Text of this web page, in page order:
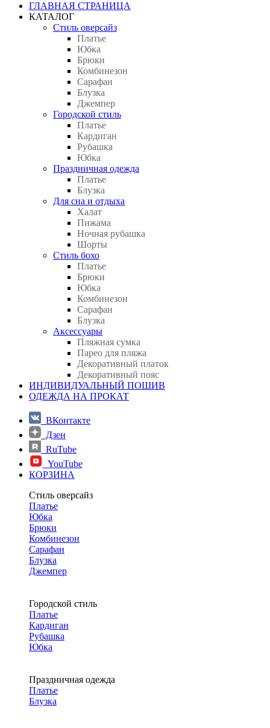
ГЛАВНАЯ СТРАНИЦА
КАТАЛОГ
Стиль оверсайз
Платье
Юбка
Брюки
Комбинезон
Сарафан
Блузка
Джемпер
Городской стиль
Платье
Кардиган
Рубашка
Юбка
Праздничная одежда
Платье
Блузка
Для сна и отдыха
Халат
Пижама
Ночная рубашка
Шорты
Стиль бохо
Платье
Брюки
Юбка
Комбинезон
Сарафан
Блузка
Аксессуары
Пляжная сумка
Парео для пляжа
Декоративный платок
Декоративный пояс
ИНДИВИДУАЛЬНЫЙ ПОШИВ
ОДЕЖДА НА ПРОКАТ
ВКонтакте
Дзен
RuTube
YouTube
КОРЗИНА
Стиль оверсайз
Платье
Юбка
Брюки
Комбинезон
Сарафан
Блузка
Джемпер
Городской стиль
Платье
Кардиган
Рубашка
Юбка
Праздничная одежда
Платье
Блузка